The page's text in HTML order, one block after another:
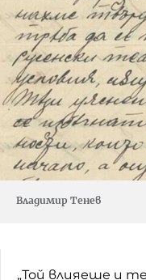
Владимир Тенев
„Той влияеше и